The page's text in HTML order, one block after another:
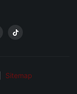
Sitemap